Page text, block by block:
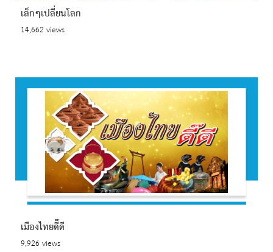
เล็กๆเปลี่ยนโลก
14,662 views
เมืองไทยดี๊ดี
9,926 views